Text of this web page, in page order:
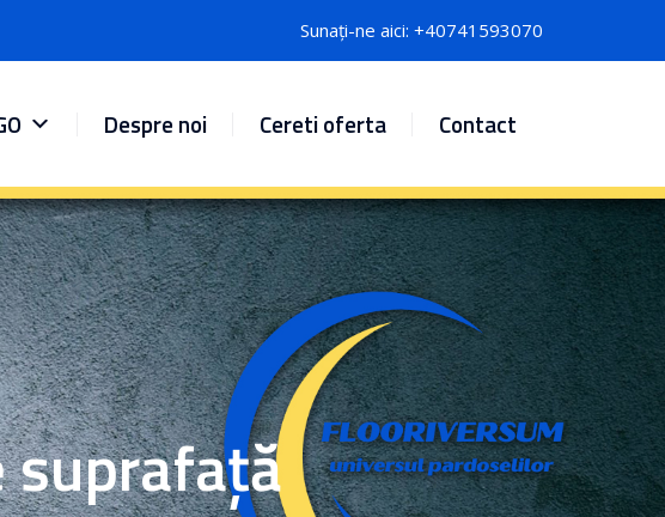
Sunați-ne aici: +40741593070
Despre noi Cereti oferta Contact
suprafață